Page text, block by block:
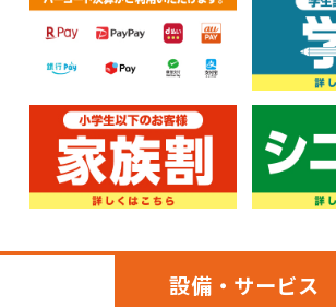
設備・サービス